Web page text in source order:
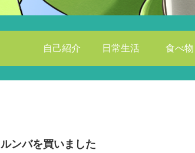
自己紹介 日常生活 食べ物
ルンバを買いました